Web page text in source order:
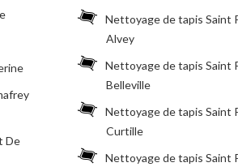
De
Nettoyage de tapis Saint
Alvey
Nettoyage de tapis Saint
Belleville
Nettoyage de tapis Saint
Curtille
Nettoyage de tapis Saint